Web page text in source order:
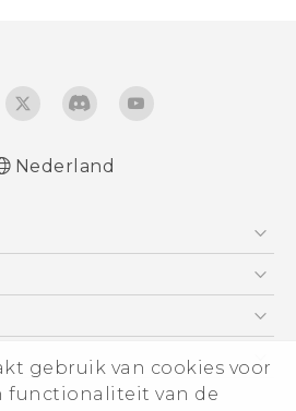
gebruik van cookies voor
functionaliteit van de
voorschriften
zur Sicherheit und
Bestimmungen
Nederland